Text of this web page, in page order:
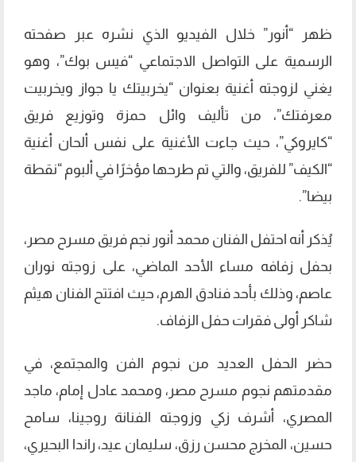
ظهر “أنور” خلال الفيديو الذي نشره عبر صفحته
الرسمية على التواصل الاجتماعي “فيس بوك”، وهو
يغني لزوجته أغنية بعنوان “يخربيتك يا جواز ويخربيت
معرفتك”، من تأليف وائل حمزة وتوزيع فريق
“كايروكي”، حيث جاءت الأغنية على نفس ألحان أغنية
“الكيف” للفريق، والتي تم طرحها مؤخرًا في ألبوم “نقطة
بيضا”.
يُذكر أنه احتفل الفنان محمد أنور نجم فريق مسرح مصر،
بحفل زفافه مساء الأحد الماضي، على زوجته نوران
عاصم، وذلك بأحد فنادق الهرم، حيث افتتح الفنان هيثم
شاكر أولى فقرات حفل الزفاف.
حضر الحفل العديد من نجوم الفن والمجتمع، في
مقدمتهم نجوم مسرح مصر، ومحمد عادل إمام، ماجد
المصري، أشرف زكي وزوجته الفنانة روجينا، سامح
حسين، المخرج محسن رزق، سليمان عيد، راندا البحيري،